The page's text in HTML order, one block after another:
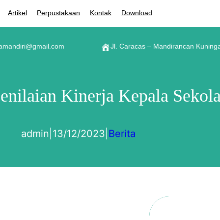
Artikel Perpustakaan Kontak Download
Jl. Caracas – Mandirancan
Kinerja Kepala
admin 13/12/2023 Berita